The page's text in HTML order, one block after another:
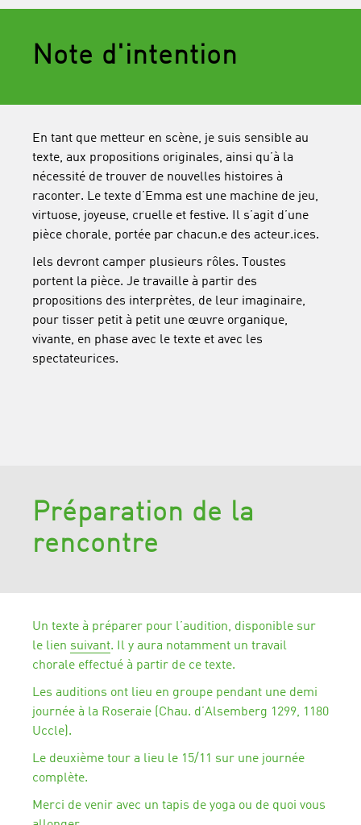
Note d'intention
En tant que metteur en scène, je suis sensible au
texte, aux propositions originales, ainsi qu’à la
nécessité de trouver de nouvelles histoires à
raconter. Le texte d’Emma est une machine de jeu,
virtuose, joyeuse, cruelle et festive. Il s’agit d’une
pièce chorale, portée par chacun.e des acteur.ices.
Iels devront camper plusieurs rôles. Toustes
portent la pièce. Je travaille à partir des
propositions des interprètes, de leur imaginaire,
pour tisser petit à petit une œuvre organique,
vivante, en phase avec le texte et avec les
spectateurices.
Préparation de la
rencontre
Un texte à préparer pour l’audition, disponible sur
le lien suivant. Il y aura notamment un travail
chorale effectué à partir de ce texte.
Les auditions ont lieu en groupe pendant une demi
journée à la Roseraie (Chau. d’Alsemberg 1299, 1180
Uccle).
Le deuxième tour a lieu le 15/11 sur une journée
complète.
Merci de venir avec un tapis de yoga ou de quoi vous